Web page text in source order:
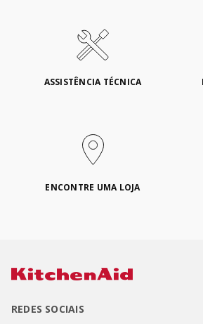
ASSISTÊNCIA TÉCNICA
ENCONTRE UMA LOJA
REDES SOCIAIS